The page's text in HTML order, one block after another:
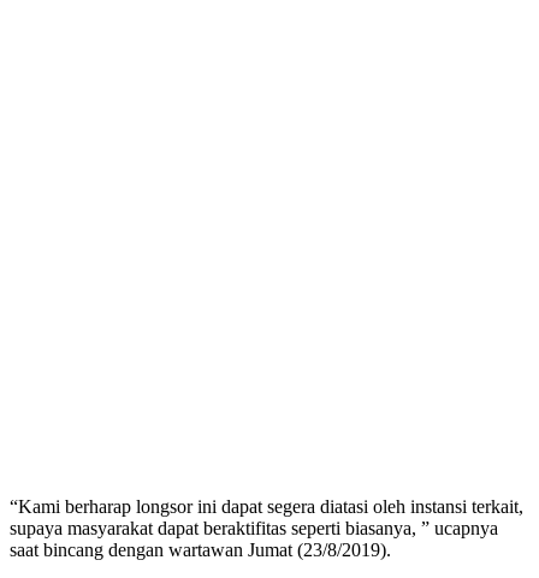
“Kami berharap longsor ini dapat segera diatasi oleh instansi terkait,
supaya masyarakat dapat beraktifitas seperti biasanya, ” ucapnya
saat bincang dengan wartawan Jumat (23/8/2019).